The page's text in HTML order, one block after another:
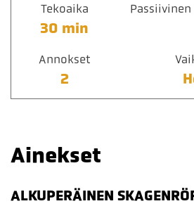
Tekoaika
30 min
Annokset
2
Ainekset
ALKUPERÄINEN